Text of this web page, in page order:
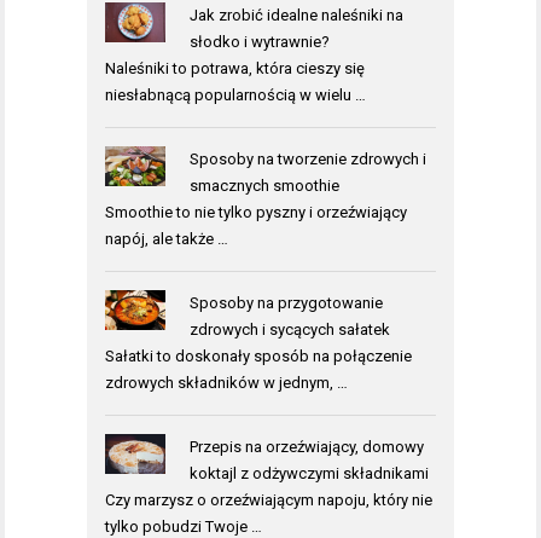
Jak zrobić idealne naleśniki na
słodko i wytrawnie?
Naleśniki to potrawa, która cieszy się
niesłabnącą popularnością w wielu …
Sposoby na tworzenie zdrowych i
smacznych smoothie
Smoothie to nie tylko pyszny i orzeźwiający
napój, ale także …
Sposoby na przygotowanie
zdrowych i sycących sałatek
Sałatki to doskonały sposób na połączenie
zdrowych składników w jednym, …
Przepis na orzeźwiający, domowy
koktajl z odżywczymi składnikami
Czy marzysz o orzeźwiającym napoju, który nie
tylko pobudzi Twoje …